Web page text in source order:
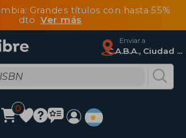
Grandes títulos con hasta 55%
dtoVer más
Enviar a
C.A.B.A., Ciudad Autónoma De Buenos Aires
0